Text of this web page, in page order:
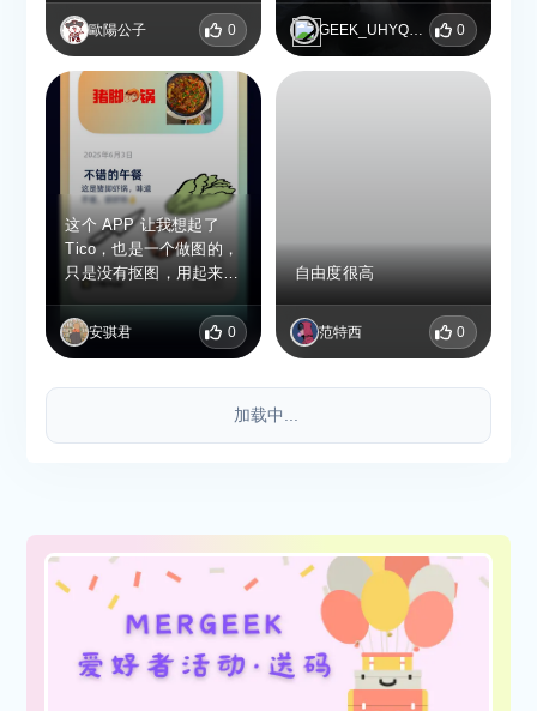
歐陽公子 0 GEEK_UHYQXYVE 0
这个 APP 让我想起了
Tico，也是一个做图的，
只是没有抠图，用起来感
可以改，UI 也可以~
安骐君 0
自由度很高
范特西 0
加载中...